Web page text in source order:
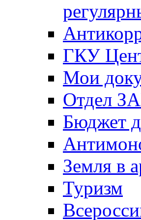
ГКУ
Мои
Отдел
Бюджет
Земля в
Туризм